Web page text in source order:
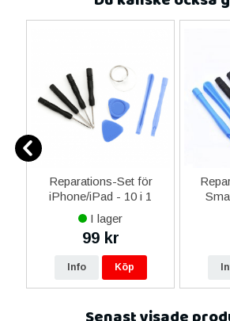
Reparations-Set för
iPhone/iPad - 10 i 1
I lager
99 kr
Info Köp